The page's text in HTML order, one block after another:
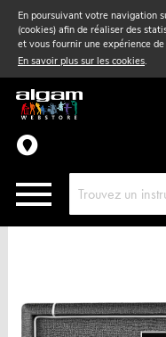
En poursuivant votre navigation
(cookies) afin de réaliser des
et vous fournir une expérience
En savoir plus sur les cookies.
Vent& Violon
Accessoires
Pièces détachées